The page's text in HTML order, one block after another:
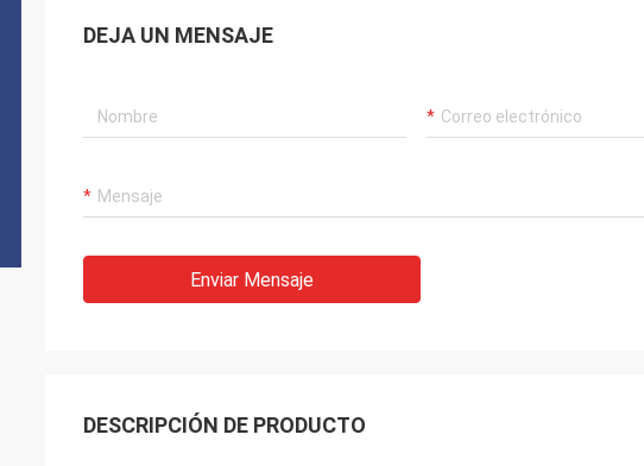
DEJA UN MENSAJE
Enviar Mensaje
DESCRIPCIÓN DE PRODUCTO